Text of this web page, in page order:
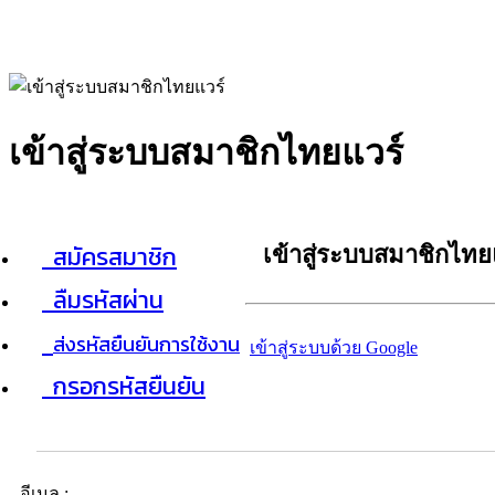
เข้าสู่ระบบสมาชิกไทยแวร์
สมัครสมาชิก
ลืมรหัสผ่าน
ส่งรหัสยืนยันการใช้งาน
กรอกรหัสยืนยัน
เข้าสู่ระบบสมาชิกไท
เข้าสู่ระบบด้วย Google